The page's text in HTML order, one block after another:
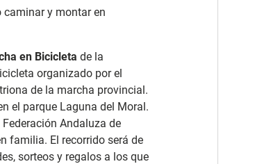
y montar en
en Bicicleta de la
organizado por el
de la marcha provincial.
el parque Laguna del Moral.
Andaluza de
familia. El recorrido será de
sorteos y regalos a los que